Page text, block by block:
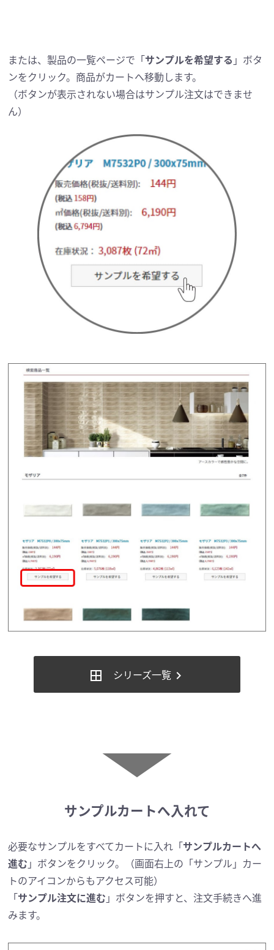
または、製品の一覧ページで「サンプルを希望する 」ボタ
ンをクリック。商品がカートへ移動します。
（ボタンが表示されない場合はサンプル注文はできませ
ん）
border_all シリーズ一覧chevron_right
▼
サンプルカートへ入れて
必要なサンプルをすべてカートに入れ「サンプルカートへ
進む 」ボタンをクリック。（画面右上の「サンプル」カー
トのアイコンからもアクセス可能）
「サンプル注文に進む 」ボタンを押すと、注文手続きへ進
みます。